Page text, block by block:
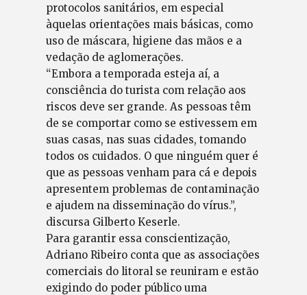
protocolos sanitários, em especial
àquelas orientações mais básicas, como
uso de máscara, higiene das mãos e a
vedação de aglomerações.
“Embora a temporada esteja aí, a
consciência do turista com relação aos
riscos deve ser grande. As pessoas têm
de se comportar como se estivessem em
suas casas, nas suas cidades, tomando
todos os cuidados. O que ninguém quer é
que as pessoas venham para cá e depois
apresentem problemas de contaminação
e ajudem na disseminação do vírus.”,
discursa Gilberto Keserle.
Para garantir essa conscientização,
Adriano Ribeiro conta que as associações
comerciais do litoral se reuniram e estão
exigindo do poder público uma